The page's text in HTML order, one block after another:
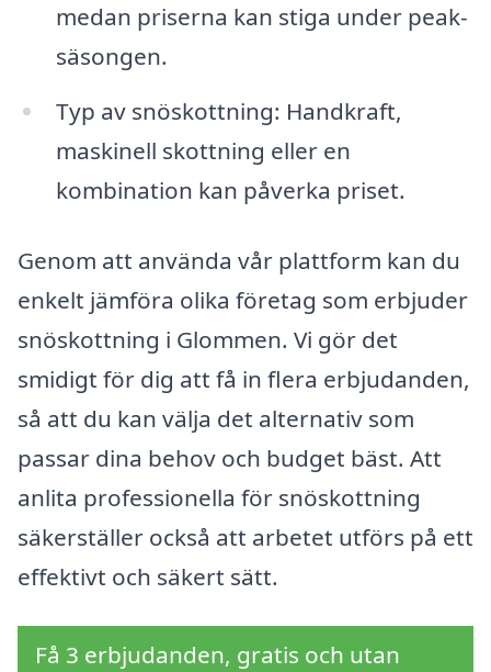
medan priserna kan stiga under peak-
säsongen.
Typ av snöskottning: Handkraft,
maskinell skottning eller en
kombination kan påverka priset.
Genom att använda vår plattform kan du
enkelt jämföra olika företag som erbjuder
snöskottning i Glommen. Vi gör det
smidigt för dig att få in flera erbjudanden,
så att du kan välja det alternativ som
passar dina behov och budget bäst. Att
anlita professionella för snöskottning
säkerställer också att arbetet utförs på ett
effektivt och säkert sätt.
Få 3 erbjudanden, gratis och utan